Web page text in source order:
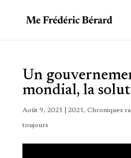
Un
mondial, la
Août 9, 2021 2021, Chroniques
toujours